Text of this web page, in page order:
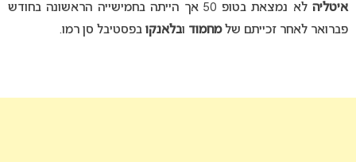
איטליה
לא נמצאת בטופ 50 אך הייתה בחמישייה הראשונה בחודש
פברואר לאחר זכייתם שלמחמוד ובלאנקו בפסטיבל סן רמו.